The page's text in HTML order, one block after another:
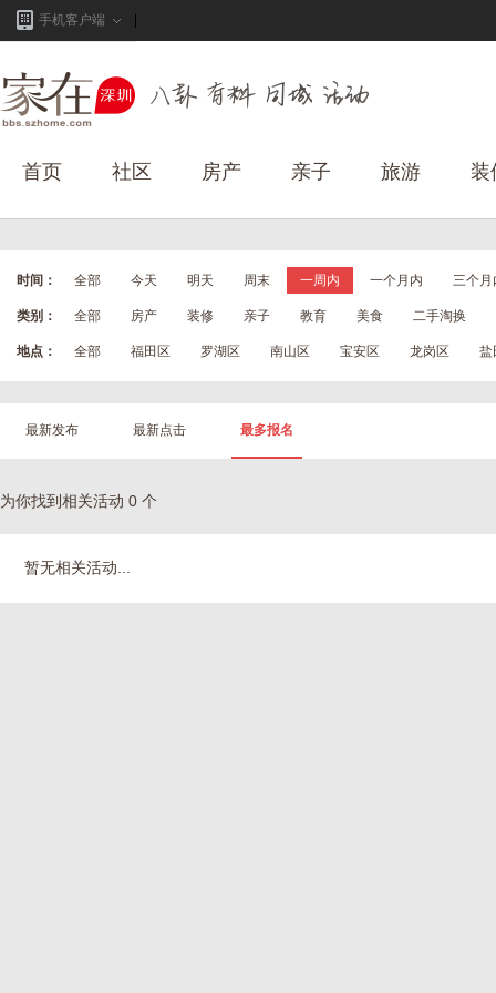
手机客户端
首页 社区 房产 亲子 旅游 装
时间： 全部 今天 明天 周末 一周内 一个月内 三个月
类别： 全部 房产 装修 亲子 教育 美食 二手淘换
地点： 全部 福田区 罗湖区 南山区 宝安区 龙岗区 盐
最新发布 最新点击 最多报名
为你找到相关活动 0 个
暂无相关活动...